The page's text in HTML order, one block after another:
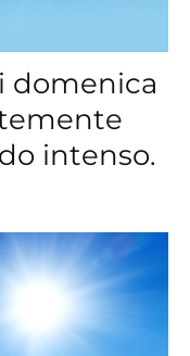
domenica
intenso.